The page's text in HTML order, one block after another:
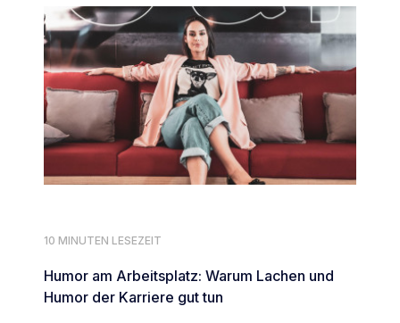
10 MINUTEN LESEZEIT
Humor am Arbeitsplatz: Warum Lachen und
Humor der Karriere gut tun